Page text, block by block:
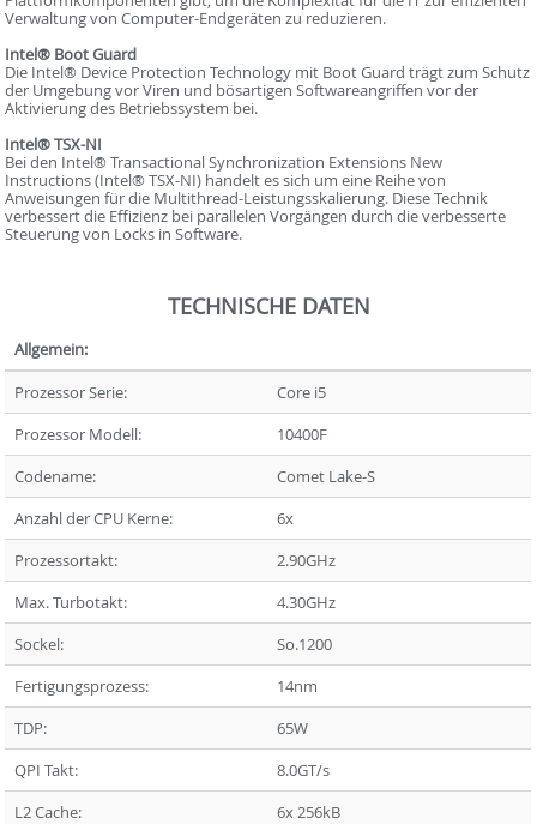
Verwaltung von Computer-Endgeräten zu reduzieren.
Intel® Boot Guard
Die Intel® Device Protection Technology mit Boot Guard trägt zum Schutz
der Umgebung vor Viren und bösartigen Softwareangriffen vor der
Aktivierung des Betriebssystem bei.
Intel® TSX-NI
Bei den Intel® Transactional Synchronization Extensions New
Instructions (Intel® TSX-NI) handelt es sich um eine Reihe von
Anweisungen für die Multithread-Leistungsskalierung. Diese Technik
verbessert die Effizienz bei parallelen Vorgängen durch die verbesserte
Steuerung von Locks in Software.
TECHNISCHE DATEN
Allgemein:
Prozessor Serie:
Core i5
Prozessor Modell:
10400F
Codename:
Comet Lake-S
Anzahl der CPU Kerne:
6x
Prozessortakt:
2.90GHz
Max. Turbotakt:
4.30GHz
Sockel:
So.1200
Fertigungsprozess:
14nm
TDP:
65W
QPI Takt:
8.0GT/s
L2 Cache:
6x 256kB